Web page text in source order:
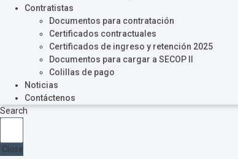
Contratistas
Documentos para contratación
Certificados contractuales
Certificados de ingreso y retención 2025
Documentos para cargar a SECOP II
Colillas de pago
Noticias
Contáctenos
Search
Close